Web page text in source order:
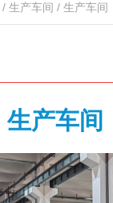
/ 生产车间 / 生产车间
生产车间